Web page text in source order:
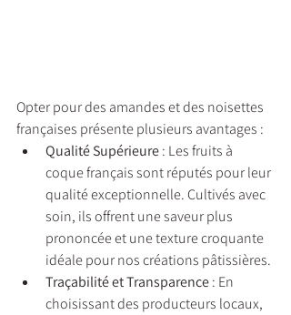
Opter pour des amandes et des noisettes
françaises présente plusieurs avantages :
Qualité Supérieure : Les fruits à
coque français sont réputés pour leur
qualité exceptionnelle. Cultivés avec
soin, ils offrent une saveur plus
prononcée et une texture croquante
idéale pour nos créations pâtissières.
Traçabilité et Transparence : En
choisissant des producteurs locaux,